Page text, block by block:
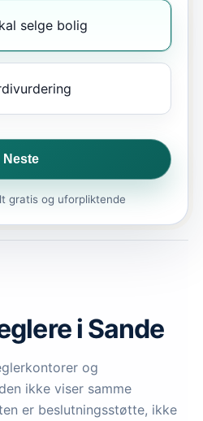
selge bolig
Neste
gratis og uforpliktende
i Sande
og
ikke viser samme
er beslutningsstøtte, ikke